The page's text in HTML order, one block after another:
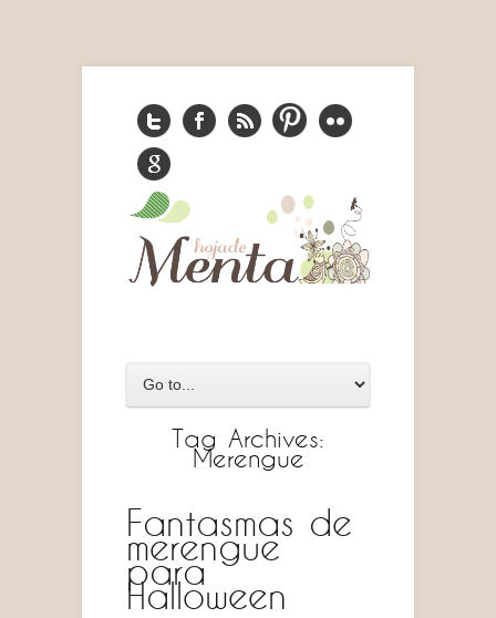
Tag Archives:
Merengue
Fantasmas de
merengue
para
Halloween